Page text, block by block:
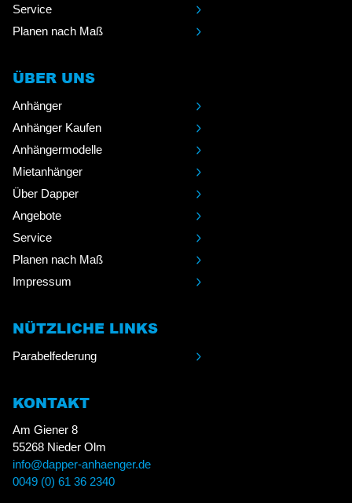
Service
Planen nach Maß
ÜBER UNS
Anhänger
Anhänger Kaufen
Anhängermodelle
Mietanhänger
Über Dapper
Angebote
Service
Planen nach Maß
Impressum
NÜTZLICHE LINKS
Parabelfederung
KONTAKT
Am Giener 8
55268 Nieder Olm
info@dapper-anhaenger.de
0049 (0) 61 36 2340